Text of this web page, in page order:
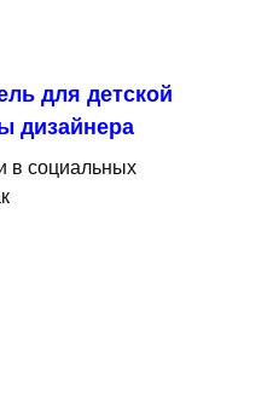
для детской
дизайнера
в социальных